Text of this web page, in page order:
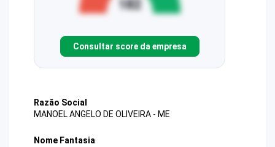
Consultar score da empresa
Razão Social
MANOEL ANGELO DE OLIVEIRA - ME
Nome Fantasia